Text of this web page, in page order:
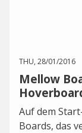
THU, 28/01/2016
Mellow
Auf dem
Boards, das